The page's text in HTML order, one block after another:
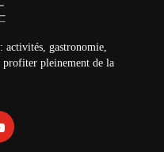
activités, gastronomie,
profiter pleinement de la